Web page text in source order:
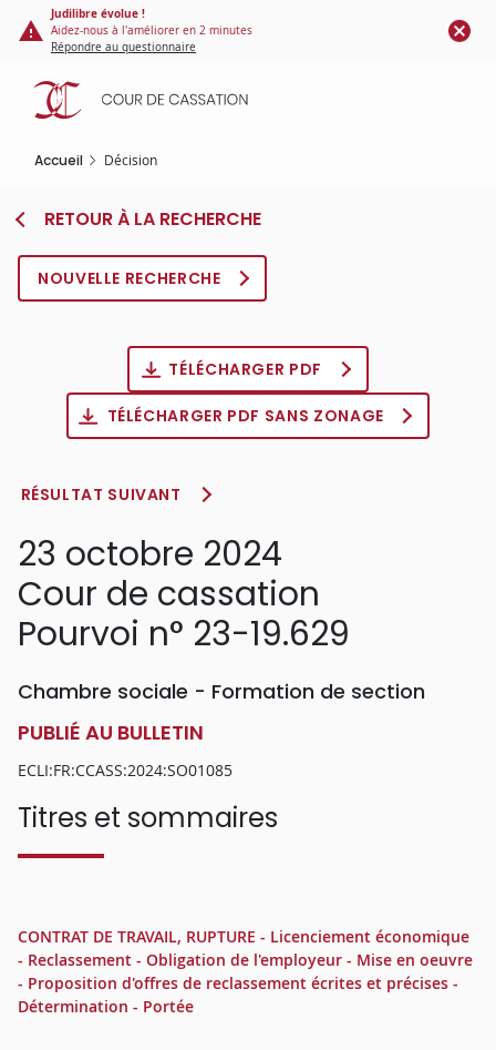
Panneau de gestion des cookies
contenu
principal
Judilibre évolue !
Aidez-nous à l'améliorer en 2 minutes
Répondre au questionnaire
Accueil Décision
RETOUR À LA RECHERCHE
NOUVELLE RECHERCHE
TÉLÉCHARGER PDF
TÉLÉCHARGER PDF SANS ZONAGE
RÉSULTAT SUIVANT
23 octobre 2024
Cour de cassation
Pourvoi n° 23-19.629
Chambre sociale - Formation de section
PUBLIÉ AU BULLETIN
ECLI:FR:CCASS:2024:SO01085
Titres et sommaires
CONTRAT DE TRAVAIL, RUPTURE - Licenciement économique
- Reclassement - Obligation de l'employeur - Mise en oeuvre
- Proposition d'offres de reclassement écrites et précises -
Détermination - Portée